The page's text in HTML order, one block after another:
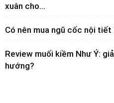
xuân cho...
Có nên mua ngũ cốc nội tiết
Review muối kiềm Như Ý:
hướng?